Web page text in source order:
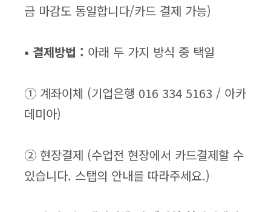
금 마감도 동일합니다/카드 결제 가능)
• 결제방법 : 아래 두 가지 방식 중 택일
① 계좌이체 (기업은행 016 334 5163 / 아카
데미아)
② 현장결제 (수업전 현장에서 카드결제할 수
있습니다. 스탭의 안내를 따라주세요.)